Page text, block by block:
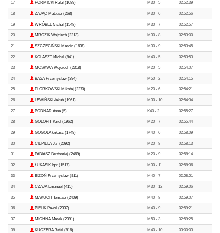
17 FORMICKI Rafał (1089) M30 - 5 02:52:39
18 ZAJĄC Mateusz (268) M30 - 6 02:52:56
19 WRÓBEL Michał (1548) M30 - 7 02:52:57
20 MROZIK Wojciech (2213) M30 - 8 02:53:00
21 SZCZECIŃSKI Marcin (1637) M30 - 9 02:53:45
22 KOLASZT Michal (841) M40 - 5 02:53:53
23 MOSKWA Wojciech (2318) M20 - 5 02:54:07
24 BASA Przemysław (394) M50 - 2 02:54:15
25 FLORKOWSKI Mikołaj (2270) M20 - 6 02:54:21
26 LEWIŃSKI Jakub (1961) M30 - 10 02:54:34
27 BODNAR Anna (5) K40 - 2 02:55:27
28 GOŁOFIT Karol (1962) M20 - 7 02:55:44
29 GOGOLA Łukasz (1749) M40 - 6 02:58:09
30 CIEPIELA Jan (2092) M20 - 8 02:58:13
31 PABIASZ Bartłomiej (2469) M20 - 9 02:58:14
32 ŁUKASIK Igor (1517) M30 - 11 02:58:36
33 BIZOŃ Przemysław (911) M40 - 7 02:58:51
34 CZAJA Emanuel (415) M30 - 12 02:59:06
35 MAKUCH Tomasz (2409) M40 - 8 02:59:07
36 BIELIK Paweł (2337) M40 - 9 02:59:21
37 MICHNA Marek (2391) M50 - 3 02:59:25
38 KUCZERA Rafał (816) M40 - 10 03:00:03